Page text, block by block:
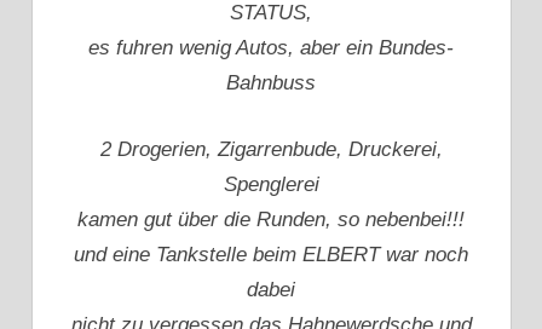
STATUS,
es fuhren wenig Autos, aber ein Bundes-
Bahnbuss
2 Drogerien, Zigarrenbude, Druckerei,
Spenglerei
kamen gut über die Runden, so nebenbei!!!
und eine Tankstelle beim ELBERT war noch
dabei